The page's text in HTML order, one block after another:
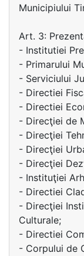
Municipiului
Art. 3:
- Institutiei
- Primarului
- Serviciului
- Directiei
- Directiei
- Direcţiei de
- Direcţiei
- Direcţiei
- Direcţiei
- Instituţiei
- Directiei
- Direcţiei
Culturale;
- Directiei
- Corpului de